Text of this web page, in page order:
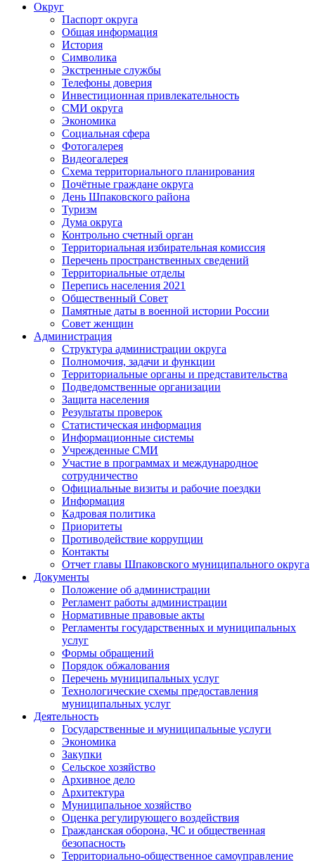
Округ
Паспорт округа
Общая информация
История
Символика
Экстренные службы
Телефоны доверия
Инвестиционная привлекательность
СМИ округа
Экономика
Социальная сфера
Фотогалерея
Видеогалерея
Схема территориального планирования
Почётные граждане округа
День Шпаковского района
Туризм
Дума округа
Контрольно счетный орган
Территориальная избирательная комиссия
Перечень пространственных сведений
Территориальные отделы
Перепись населения 2021
Общественный Совет
Памятные даты в военной истории России
Совет женщин
Администрация
Структура администрации округа
Полномочия, задачи и функции
Территориальные органы и представительства
Подведомственные организации
Защита населения
Результаты проверок
Статистическая информация
Информационные системы
Учрежденные СМИ
Участие в программах и международное
сотрудничество
Официальные визиты и рабочие поездки
Информация
Кадровая политика
Приоритеты
Противодействие коррупции
Контакты
Отчет главы Шпаковского муниципального округа
Документы
Положение об администрации
Регламент работы администрации
Нормативные правовые акты
Регламенты государственных и муниципальных
услуг
Формы обращений
Порядок обжалования
Перечень муниципальных услуг
Технологические схемы предоставления
муниципальных услуг
Деятельность
Государственные и муниципальные услуги
Экономика
Закупки
Сельское хозяйство
Архивное дело
Архитектура
Муниципальное хозяйство
Оценка регулирующего воздействия
Гражданская оборона, ЧС и общественная
безопасность
Территориально-общественное самоуправление